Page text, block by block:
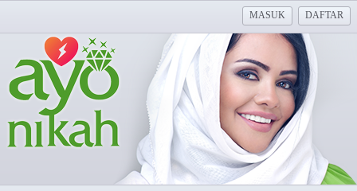
MASUK DAFTAR